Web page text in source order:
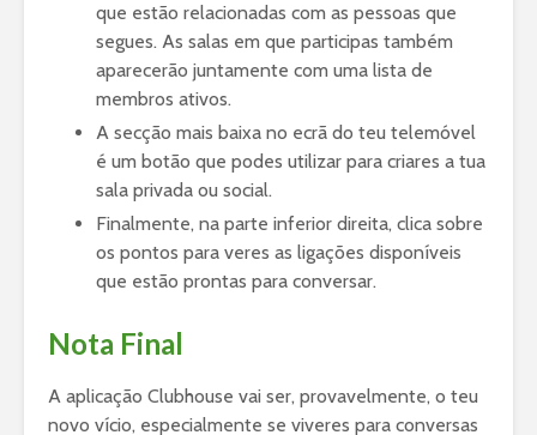
que estão relacionadas com as pessoas que
segues. As salas em que participas também
aparecerão juntamente com uma lista de
membros ativos.
A secção mais baixa no ecrã do teu telemóvel
é um botão que podes utilizar para criares a tua
sala privada ou social.
Finalmente, na parte inferior direita, clica sobre
os pontos para veres as ligações disponíveis
que estão prontas para conversar.
Nota Final
A aplicação Clubhouse vai ser, provavelmente, o teu
novo vício, especialmente se viveres para conversas